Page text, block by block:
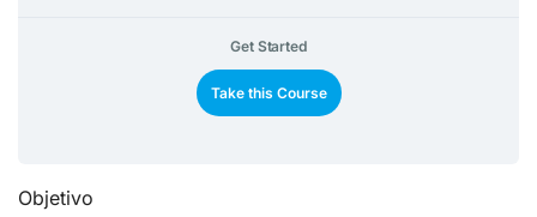
Get Started
Take this Course
Objetivo